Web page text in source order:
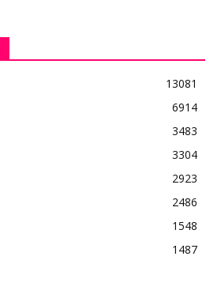
13081
6914
3483
3304
2923
2486
1548
1487